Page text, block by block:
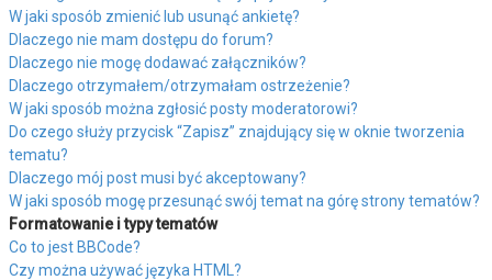
W jaki sposób zmienić lub usunąć ankietę?
Dlaczego nie mam dostępu do forum?
Dlaczego nie mogę dodawać załączników?
Dlaczego otrzymałem/otrzymałam ostrzeżenie?
W jaki sposób można zgłosić posty moderatorowi?
Do czego służy przycisk “Zapisz” znajdujący się w oknie tworzenia
tematu?
Dlaczego mój post musi być akceptowany?
W jaki sposób mogę przesunąć swój temat na górę strony tematów?
Formatowanie i typy tematów
Co to jest BBCode?
Czy można używać języka HTML?